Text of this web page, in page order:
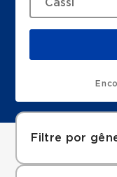
Filtre por